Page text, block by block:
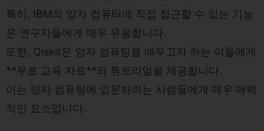
특히, IBM의 양자 컴퓨터에 직접 접근할 수 있는 기능
은 연구자들에게 매우 유용합니다.
또한, Qiskit은 양자 컴퓨팅을 배우고자 하는 이들에게
**무료 교육 자료**와 튜토리얼을 제공합니다.
이는 양자 컴퓨팅에 입문하려는 사람들에게 매우 매력
적인 요소입니다.